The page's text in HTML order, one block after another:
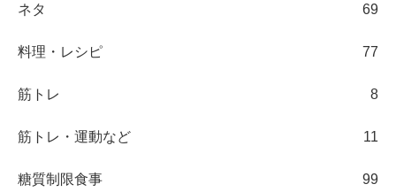
ネタ 69
料理・レシピ 77
筋トレ 8
筋トレ・運動など 11
糖質制限食事 99